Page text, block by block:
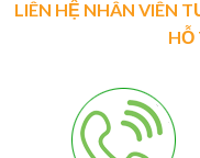
LIÊN HỆ NHÂN VIÊN
HỖ